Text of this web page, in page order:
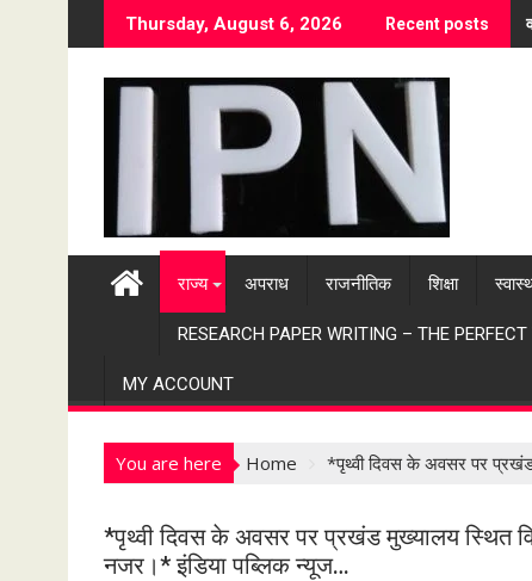
k
Thursday, August 6, 2026 Recent posts
राज्य अपराध राजनीतिक शिक्षा
RESEARCH PAPER WRITING – THE
MY ACCOUNT
You are here Home *पृथ्वी दिवस के अवसर पर प्रखंड
*पृथ्वी दिवस के अवसर पर प्रखंड मुख्यालय स्थित
नजर।* इंडिया पब्लिक न्यूज…